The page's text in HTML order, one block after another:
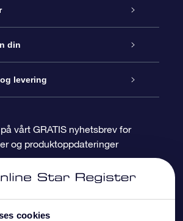
cookies
din
stjerneside
Stars
levering
vårt GRATIS nyhetsbrev for
og produktoppdateringer